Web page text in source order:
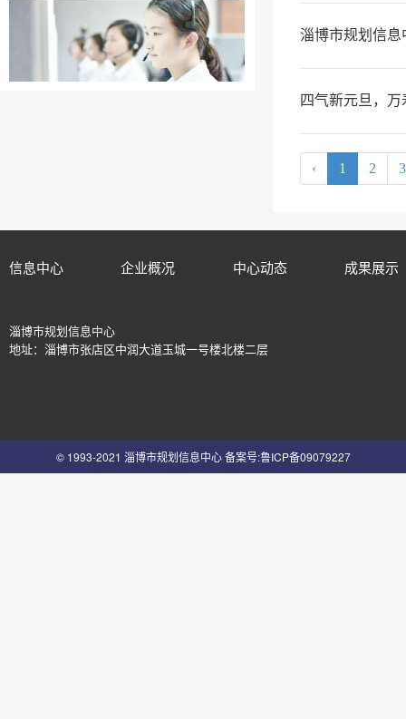
淄博市规划信
四气新元旦，万
‹ 1 2 3
信息中心 企业概况 中心动态 成果展示
淄博市规划信息中心
地址：淄博市张店区中润大道玉城一号楼北楼二层
© 1993-2021 淄博市规划信息中心备案号:鲁ICP备09079227